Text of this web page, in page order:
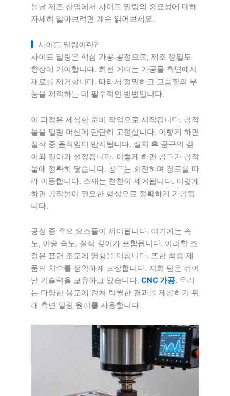
늘날 제조 산업에서 사이드 밀링의 중요성에 대해
자세히 알아보려면 계속 읽어보세요.
사이드 밀링이란?
사이드 밀링은 핵심 가공 공정으로, 제조 정밀도
향상에 기여합니다. 회전 커터는 가공물 측면에서
재료를 제거합니다. 따라서 정밀하고 고품질의 부
품을 제작하는 데 필수적인 방법입니다.
이 과정은 세심한 준비 작업으로 시작됩니다. 공작
물을 밀링 머신에 단단히 고정합니다. 이렇게 하면
절삭 중 움직임이 방지됩니다. 설치 후 공구의 깊
이와 길이가 설정됩니다. 이렇게 하면 공구가 공작
물에 정확히 닿습니다. 공구는 회전하며 경로를 따
라 이동합니다. 소재는 천천히 제거됩니다. 이렇게
하면 공작물이 필요한 형상으로 정확하게 가공됩
니다.
공정 중 주요 요소들이 제어됩니다. 여기에는 속
도, 이송 속도, 절삭 깊이가 포함됩니다. 이러한 조
정은 표면 조도에 영향을 미칩니다. 또한 최종 제
품의 치수를 정확하게 보장합니다. 저희 팀은 뛰어
난 기술력을 보유하고 있습니다. CNC 가공. 우리
는 다양한 용도에 걸쳐 탁월한 결과를 제공하기 위
해 측면 밀링 원리를 사용합니다.